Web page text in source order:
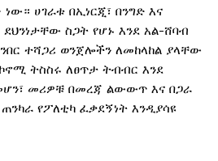
ሀገራቱ በኢነርጂ፣ በንግድ እና
ስጋት የሆኑ እንደ አል-ሸባብ
ተሻጋሪ ወንጀሎችን ለመከላከል ያላቸው
ትስስሩ ለፀጥታ ትብብር እንደ
መሪዎቹ በመረጃ ልውውጥ እና በጋራ
የፖለቲካ ፈቃደኝነት እንዲያሳዩ